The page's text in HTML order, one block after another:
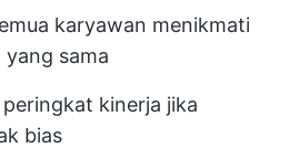
karyawan menikmati
sama
kinerja jika
bias